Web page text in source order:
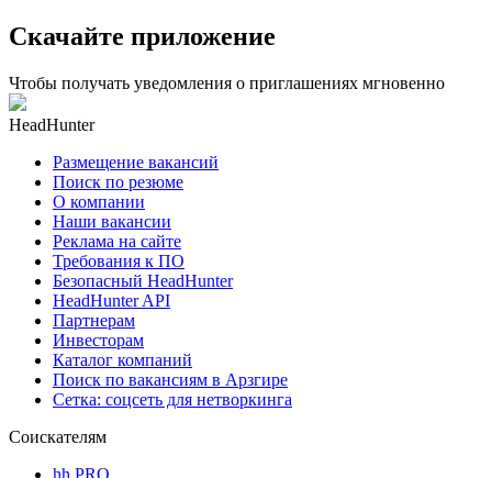
Скачайте приложение
Чтобы получать уведомления о приглашениях мгновенно
HeadHunter
Размещение вакансий
Поиск по резюме
О компании
Наши вакансии
Реклама на сайте
Требования к ПО
Безопасный HeadHunter
HeadHunter API
Партнерам
Инвесторам
Каталог компаний
Поиск по вакансиям в Арзгире
Сетка: соцсеть для нетворкинга
Соискателям
hh PRO